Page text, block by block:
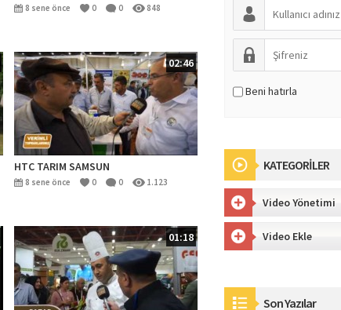
8 sene önce 0 0 848
02:46
HTC TARIM SAMSUN
8 sene önce 0 0 1.123
01:18
Beni hatırla
KATEGORİLER
Video Yönetimi
Video Ekle
Son Yazılar